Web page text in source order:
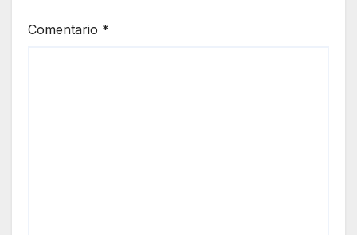
Comentario *